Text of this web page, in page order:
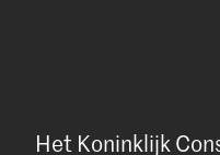
Het Koninklijk